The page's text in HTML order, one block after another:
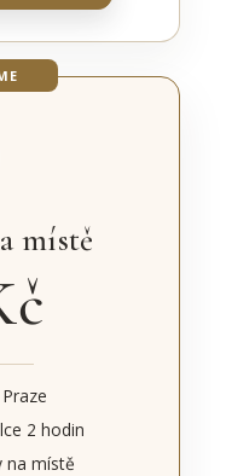
místě
2 hodin
na místě